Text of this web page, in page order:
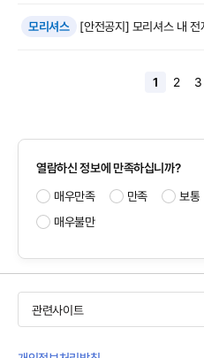
모리셔스
1 2 3
열람하신 정보에 만족하십니까?
매우만족
만족 보통
매우불만
관련사이트